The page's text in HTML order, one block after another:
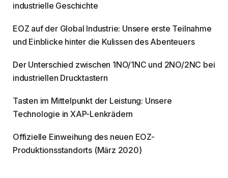
industrielle Geschichte
EOZ auf der Global Industrie: Unsere erste Teilnahme
und Einblicke hinter die Kulissen des Abenteuers
Der Unterschied zwischen 1NO/1NC und 2NO/2NC bei
industriellen Drucktastern
Tasten im Mittelpunkt der Leistung: Unsere
Technologie in XAP-Lenkrädern
Offizielle Einweihung des neuen EOZ-
Produktionsstandorts (März 2020)